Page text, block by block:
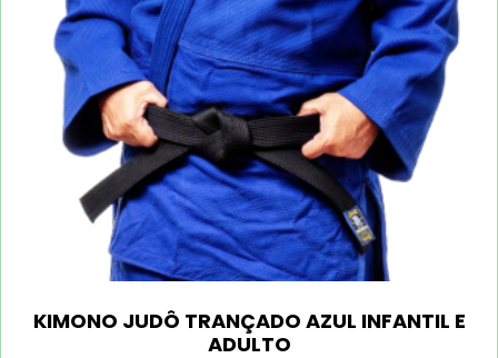
KIMONO JUDÔ TRANÇADO AZUL INFANTIL E
ADULTO